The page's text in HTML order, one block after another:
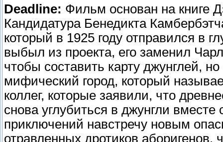
Deadline: Фильм основан на книге
Кандидатура Бенедикта
который в 1925 году отправился в
выбыл из проекта, его заменил
чтобы составить карту джунглей,
мифический город, который
коллег, которые заявили, что
снова углубиться в джунгли
приключений навстречу новым
отравленных дротиков аборигенов,